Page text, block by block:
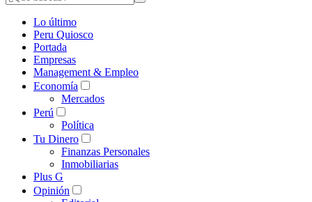
Lo último
Peru Quiosco
Portada
Empresas
Management & Empleo
Economía
Mercados
Perú
Política
Tu Dinero
Finanzas Personales
Inmobiliarias
Plus G
Opinión